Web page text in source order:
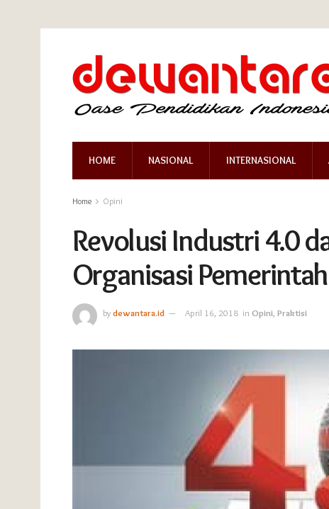
HOME NASIONAL INTERNASIONAL
Home Opini
Revolusi Industri 4.0
Organisasi Pemerintah
bydewantara.id April 16, 2018 in Opini, Praktisi